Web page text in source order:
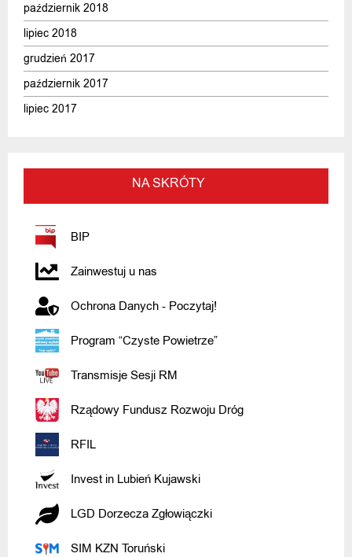
październik 2018
lipiec 2018
grudzień 2017
październik 2017
lipiec 2017
NA SKRÓTY
BIP
Zainwestuj u nas
Ochrona Danych - Poczytaj!
Program “Czyste Powietrze”
Transmisje Sesji RM
Rządowy Fundusz Rozwoju Dróg
RFIL
Invest in Lubień Kujawski
LGD Dorzecza Zgłowiączki
SIM KZN Toruński